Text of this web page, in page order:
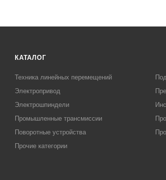
КАТАЛОГ
Техника линейных перемещений
Электропривод
Электрошпиндели
Промышленные трансмиссии
Поворотные устройства
Прочие категории